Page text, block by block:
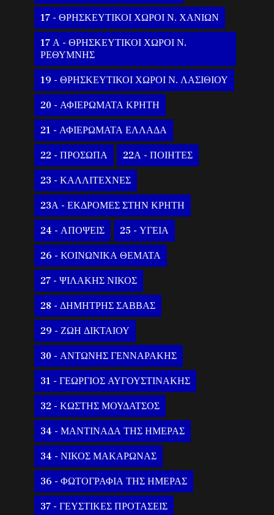
17 - ΘΡΗΣΚΕΥΤΙΚΟΙ ΧΩΡΟΙ Ν. ΧΑΝΙΩΝ
17 Α - ΘΡΗΣΚΕΥΤΙΚΟΙ ΧΩΡΟΙ Ν.
ΡΕΘΥΜΝΗΣ
19 - ΘΡΗΣΚΕΥΤΙΚΟΙ ΧΩΡΟΙ Ν. ΛΑΣΙΘΙΟΥ
20 - ΑΦΙΕΡΩΜΑΤΑ ΚΡΗΤΗ
21 - ΑΦΙΕΡΩΜΑΤΑ ΕΛΛΑΔΑ
22 - ΠΡΟΣΩΠΑ 22Α - ΠΟΙΗΤΕΣ
23 - ΚΑΛΛΙΤΕΧΝΕΣ
23Α - ΕΚΔΡΟΜΕΣ ΣΤΗΝ ΚΡΗΤΗ
24 - ΑΠΟΨΕΙΣ 25 - ΥΓΕΙΑ
26 - ΚΟΙΝΩΝΙΚΑ ΘΕΜΑΤΑ
27 - ΨΙΛΑΚΗΣ ΝΙΚΟΣ
28 - ΔΗΜΗΤΡΗΣ ΣΑΒΒΑΣ
29 - ΖΩΗ ΔΙΚΤΑΙΟΥ
30 - ΑΝΤΩΝΗΣ ΓΕΝΝΑΡΑΚΗΣ
31 - ΓΕΩΡΓΙΟΣ ΑΥΓΟΥΣΤΙΝΑΚΗΣ
32 - ΚΩΣΤΗΣ ΜΟΥΔΑΤΣΟΣ
34 - ΜΑΝΤΙΝΑΔΑ ΤΗΣ ΗΜΕΡΑΣ
34 - ΝΙΚΟΣ ΜΑΚΑΡΩΝΑΣ
36 - ΦΩΤΟΓΡΑΦΙΑ ΤΗΣ ΗΜΕΡΑΣ
37 - ΓΕΥΣΤΙΚΕΣ ΠΡΟΤΑΣΕΙΣ